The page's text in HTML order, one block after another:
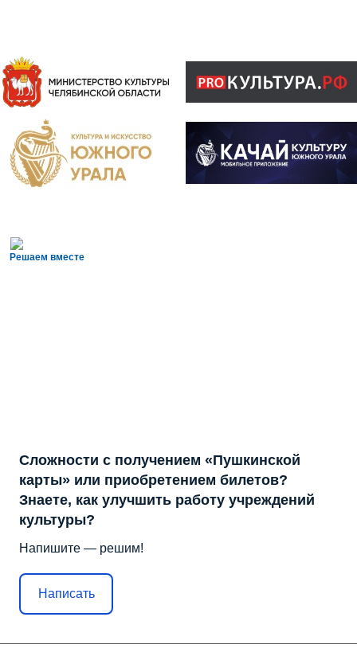
Решаем вместе
Сложности с получением «Пушкинской
карты» или приобретением билетов?
Знаете, как улучшить работу учреждений
культуры?
Напишите — решим!
Написать